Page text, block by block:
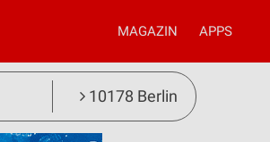
MAGAZIN APPS
10178 Berlin